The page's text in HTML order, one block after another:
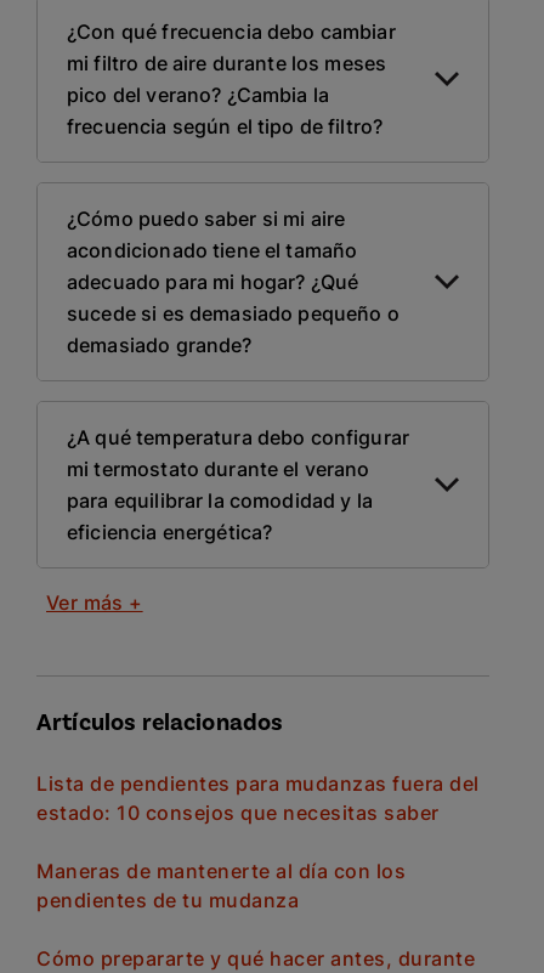
¿Con qué frecuencia debo cambiar
mi filtro de aire durante los meses
pico del verano? ¿Cambia la
frecuencia según el tipo de filtro?
¿Cómo puedo saber si mi aire
acondicionado tiene el tamaño
adecuado para mi hogar? ¿Qué
sucede si es demasiado pequeño o
demasiado grande?
¿A qué temperatura debo configurar
mi termostato durante el verano
para equilibrar la comodidad y la
eficiencia energética?
Ver más +
Artículos relacionados
Lista de pendientes para mudanzas fuera del
estado: 10 consejos que necesitas saber
Maneras de mantenerte al día con los
pendientes de tu mudanza
Cómo prepararte y qué hacer antes, durante